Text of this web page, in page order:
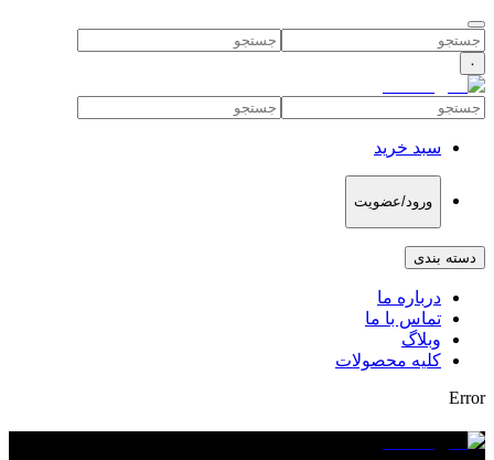
۰
سبد خرید
ورود/عضویت
دسته بندی
درباره ما
تماس با ما
وبلاگ
کلیه محصولات
Error